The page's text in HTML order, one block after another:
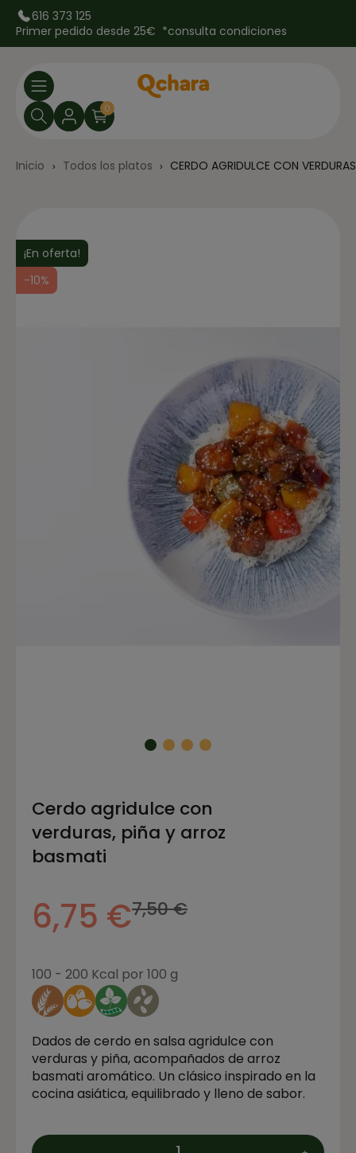
616 373 125
Primer pedido desde 25€ *consulta condiciones
0
Inicio Todos los platos CERDO AGRIDULCE CON
¡En oferta!
-10%
Cerdo agridulce con
verduras, piña y arroz
basmati
6,75 €7,50 €
100 - 200 Kcal por 100 g
Dados de cerdo en salsa agridulce con
verduras y piña, acompañados de arroz
basmati aromático. Un clásico inspirado en la
cocina asiática, equilibrado y lleno de sabor.